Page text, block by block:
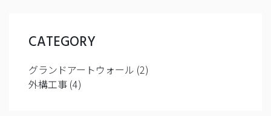
CATEGORY
グランドアートウォール (2)
外構工事 (4)